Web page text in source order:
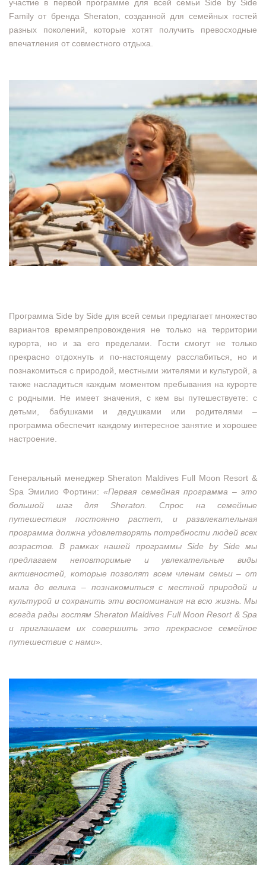
участие в первой программе для всей семьи Side by Side
Family от бренда Sheraton, созданной для семейных гостей
разных поколений, которые хотят получить превосходные
впечатления от совместного отдыха.
Программа Side by Side для всей семьи предлагает множество
вариантов времяпрепровождения не только на территории
курорта, но и за его пределами. Гости смогут не только
прекрасно отдохнуть и по-настоящему расслабиться, но и
познакомиться с природой, местными жителями и культурой, а
также насладиться каждым моментом пребывания на курорте
с родными. Не имеет значения, с кем вы путешествуете: с
детьми, бабушками и дедушками или родителями –
программа обеспечит каждому интересное занятие и хорошее
настроение.
Генеральный менеджер Sheraton Maldives Full Moon Resort &
Spa Эмилио Фортини:«Первая семейная программа – это
большой шаг для Sheraton. Спрос на семейные
путешествия постоянно растет, и развлекательная
программа должна удовлетворять потребности людей всех
возрастов. В рамках нашей программы Side by Side мы
предлагаем неповторимые и увлекательные виды
активностей, которые позволят всем членам семьи – от
мала до велика – познакомиться с местной природой и
культурой и сохранить эти воспоминания на всю жизнь. Мы
всегда рады гостям Sheraton Maldives Full Moon Resort & Spa
и приглашаем их совершить это прекрасное семейное
путешествие с нами».